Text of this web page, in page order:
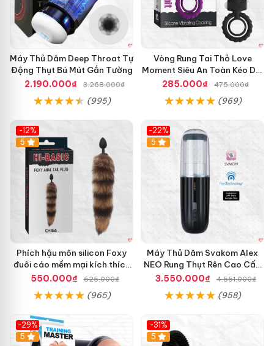
Máy Thủ Dâm Deep Throat Tự
Động Thụt Bú Mút Gắn Tường
2.190.000₫
3.268.000₫
(995)
Vòng Rung Tai Thỏ Love
Moment Siêu An Toàn Kéo Dài
Thời Gian
285.000₫ 475.000₫
(969)
-12%
Hot
5
Phích hậu môn silicon Foxy
đuôi cáo mềm mại kích thích
cảm giác mới
550.000₫ 625.000₫
(965)
-22%
5
Máy Thủ Dâm Svakom Alex
NEO Rung Thụt Rên Cao Cấp
Điều Khiển App
3.550.000₫ 4.551.000₫
(958)
-29%
Hot
5
-31%
5